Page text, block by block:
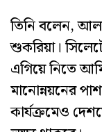
তিনি বলেন,
শুকরিয়া।
এগিয়ে নিতে
মানোন্নয়নের
কার্যক্রমেও